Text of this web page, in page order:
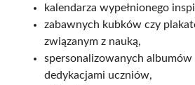
kalendarza wypełnionego
zabawnych kubków czy
związanym z nauką,
spersonalizowanych albumów
dedykacjami uczniów,